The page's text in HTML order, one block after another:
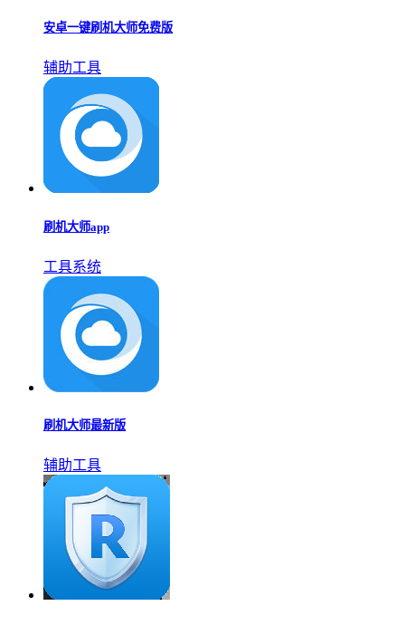
安卓一键刷机大师免费版
辅助工具
刷机大师app
工具系统
刷机大师最新版
辅助工具